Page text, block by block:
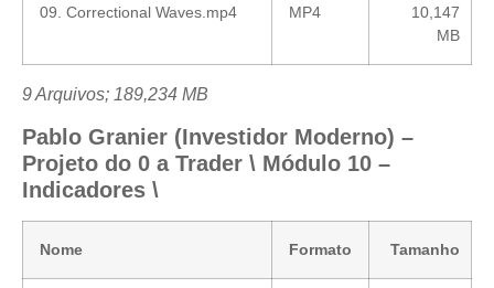
09. Correctional Waves.mp4 MP4
10,147
MB
9 Arquivos; 189,234 MB
Pablo Granier (Investidor Moderno) –
Projeto do 0 a Trader \ Módulo 10 –
Indicadores \
Nome Formato Tamanho